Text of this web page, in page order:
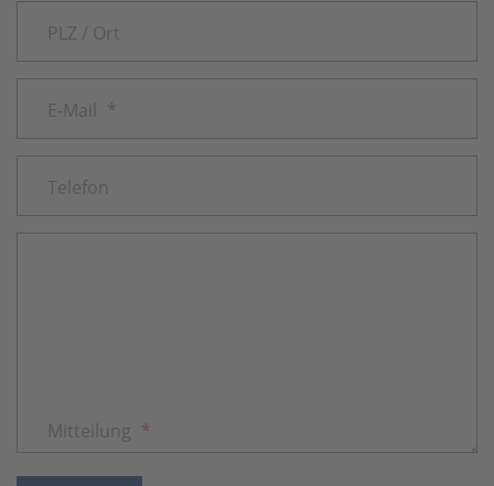
PLZ / Ort
E-Mail *
Telefon
Mitteilung *